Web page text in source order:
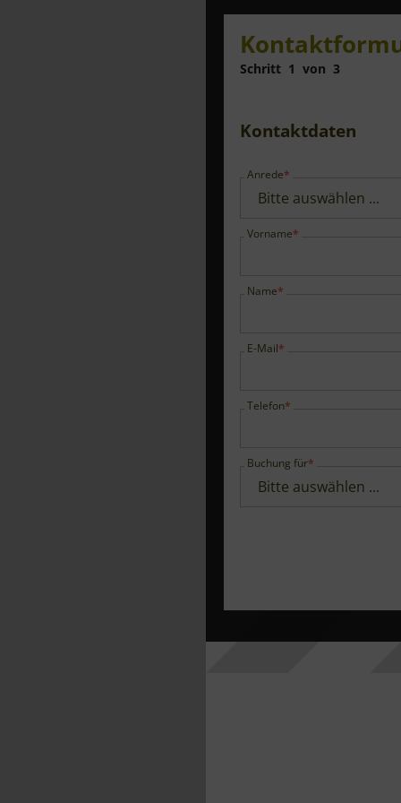
Schritt 1 von 3
Kontaktdaten
Anrede
Vorname
Name
E-Mail
Telefon
Buchung für
Gesamtbudget für